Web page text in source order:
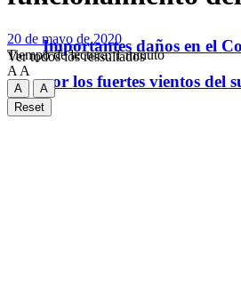
Importantes daños en el
por los fuertes vientos del
Ver todos los ressultados
20 de mayo de 2020
Tiempo de lectura: 1 minuto
A A
A
A
Reset